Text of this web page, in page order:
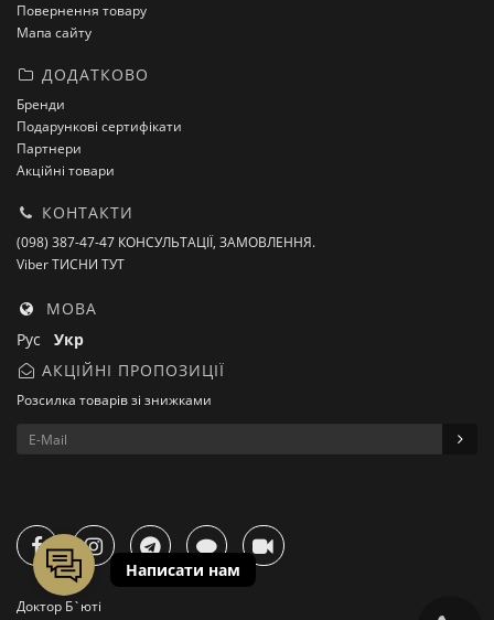
Повернення товару
Мапа сайту
ДОДАТКОВО
Бренди
Подарункові сертифікати
Партнери
Акційні товари
КОНТАКТИ
(098) 387-47-47 КОНСУЛЬТАЦІЇ, ЗАМОВЛЕННЯ.
Viber ТИСНИ ТУТ
МОВА
Рус Укр
АКЦІЙНІ ПРОПОЗИЦІЇ
Розсилка товарів зі знижками
Доктор Б`юті